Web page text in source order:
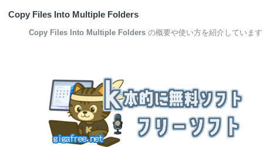
Copy Files Into Multiple Folders
Copy Files Into Multiple Folders の概要や使い方を紹介しています